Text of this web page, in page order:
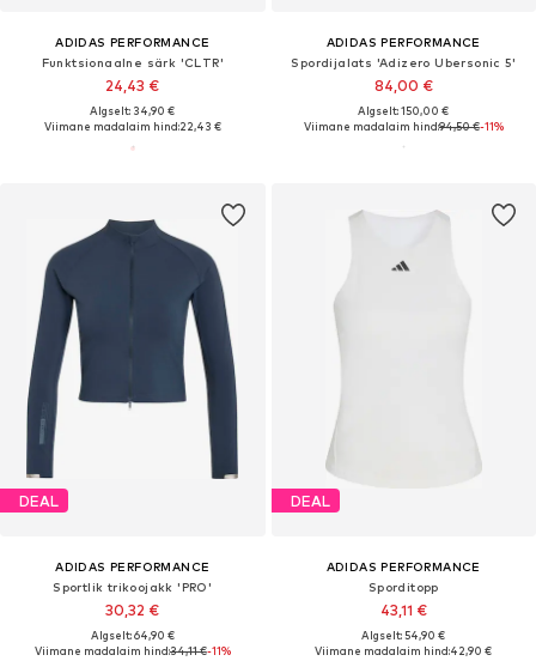
ADIDAS PERFORMANCE
Funktsionaalne särk 'CLTR'
24,43 €
Algselt: 34,90 €
Viimane madalaim hind:22,43 €
ADIDAS PERFORMANCE
Spordijalats 'Adizero Ubersonic 5'
84,00 €
Algselt: 150,00 €
Viimane madalaim hind:94,50 €-11%
DEAL
ADIDAS PERFORMANCE
Sportlik trikoojakk 'PRO'
30,32 €
Algselt: 64,90 €
Viimane madalaim hind:34,11 €-11%
DEAL
ADIDAS PERFORMANCE
Sporditopp
43,11 €
Algselt: 54,90 €
Viimane madalaim hind:42,90 €